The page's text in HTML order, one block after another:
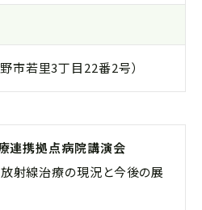
市若里3丁目22番2号）
連携拠点病院講演会
放射線治療の現況と今後の展